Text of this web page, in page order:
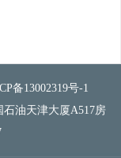
备13002319号-1
油天津大厦A517房